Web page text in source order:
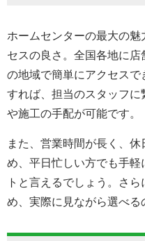
ホームセンターの最大の
セスの良さ。全国各地に
の地域で簡単にアクセス
すれば、担当のスタッフに
や施工の手配が可能です。
また、営業時間が長く、
め、平日忙しい方でも手
トと言えるでしょう。さ
め、実際に見ながら選べる